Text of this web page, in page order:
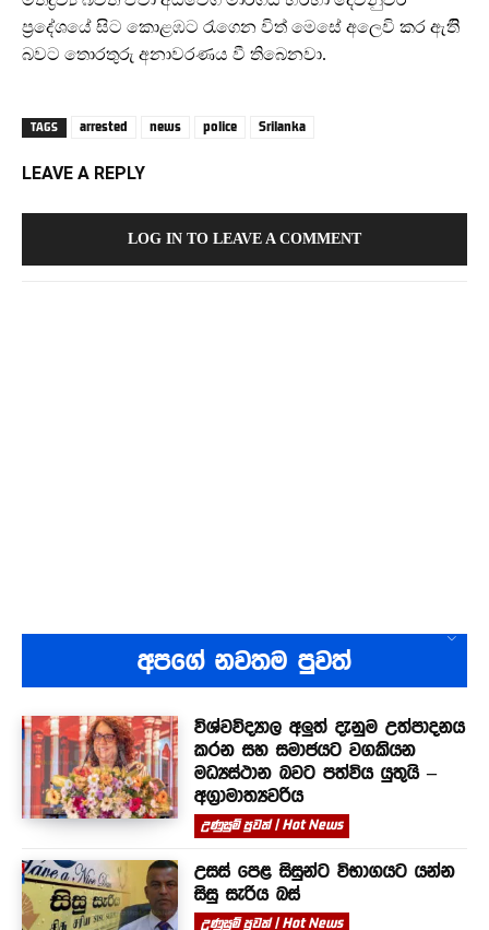
ප්‍රදේශයේ සිට කොළඹට රැගෙන විත් මෙසේ අලෙවි කර ඇතිි
බවට තොරතුරු අනාවරණය වී තිබෙනවා.
TAGS arrested news police Srilanka
LEAVE A REPLY
LOG IN TO LEAVE A COMMENT
අපගේ නවතම පුවත්
විශ්වවිද්‍යාල අලුත් දැනුම උත්පාදනය
කරන සහ සමාජයට වගකියන
මධ්‍යස්ථාන බවට පත්විය යුතුයි –
අග්‍රාමාත්‍යවරිය
උණුසුම් පුවත් | Hot News
උසස් පෙළ සිසුන්ට විභාගයට යන්න
සිසු සැරිය බස්
උණුසුම් පුවත් | Hot News